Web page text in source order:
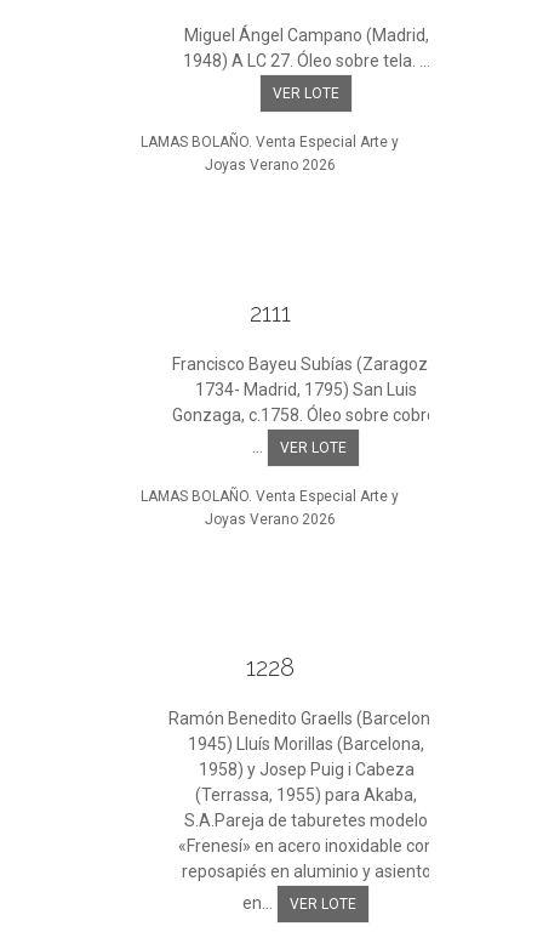
Miguel Ángel Campano (Madrid,
1948) A LC 27. Óleo sobre tela. ...
VER LOTE
LAMAS BOLAÑO. Venta Especial Arte y
Joyas Verano 2026
2111
Francisco Bayeu Subías (Zaragoza,
1734- Madrid, 1795) San Luis
Gonzaga, c.1758. Óleo sobre cobre.
VER LOTE
LAMAS BOLAÑO. Venta Especial Arte y
Joyas Verano 2026
1228
Ramón Benedito Graells (Barcelona,
1945) Lluís Morillas (Barcelona,
1958) y Josep Puig i Cabeza
(Terrassa, 1955) para Akaba,
S.A.Pareja de taburetes modelo
«Frenesí» en acero inoxidable con
reposapiés en aluminio y asiento
en...
VER LOTE